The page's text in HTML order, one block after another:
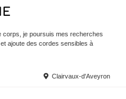
corps, je poursuis mes recherches
ajoute des cordes sensibles à
Clairvaux-d'Aveyron